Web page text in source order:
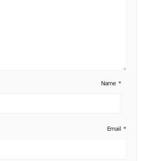
Name *
Email *